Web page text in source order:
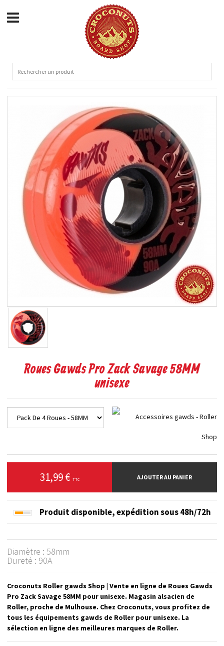
Roues Gawds Pro Zack Savage 58MM
unisexe
31,99 € TTC AJOUTER AU PANIER
Produit disponible,expédition sous 48h/72h
Diamètre : 58mm
Dureté : 90A
Croconuts Roller gawds Shop | Vente en ligne de Roues Gawds
Pro Zack Savage 58MM pour unisexe. Magasin alsacien de
Roller, proche de Mulhouse. Chez Croconuts, vous profitez de
tous les équipements gawds de Roller pour unisexe. La
sélection en ligne des meilleures marques de Roller.